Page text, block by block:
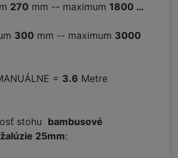
270 mm -- maximum 1800 …
300 mm -- maximum 3000
= 3.6 Metre
stohu bambusové
25mm: